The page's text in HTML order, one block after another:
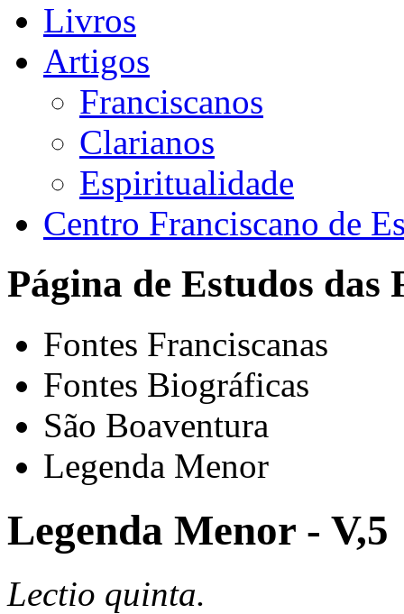
Livros
Artigos
Franciscanos
Clarianos
Espiritualidade
Centro Franciscano de
Página de Estudos das
Fontes Franciscanas
Fontes Biográficas
São Boaventura
Legenda Menor
Legenda Menor - V,5
Lectio quinta.